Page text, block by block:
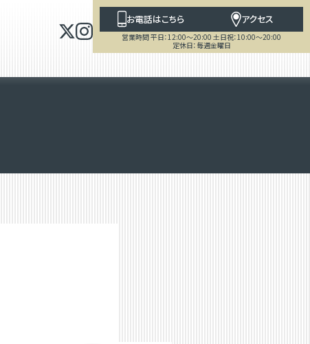
お電話はこちら アクセス
営業時間 平日：12:00～20:00 土日祝：10:00～20:00
定休日：毎週金曜日